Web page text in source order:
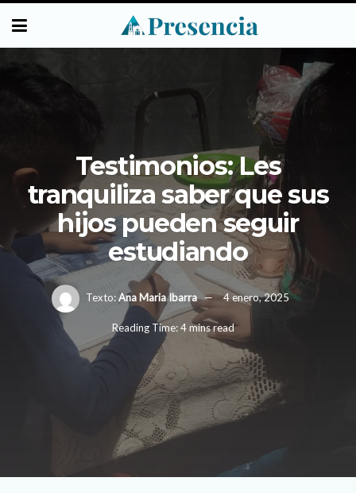
Testimonios: Les
tranquiliza saber que sus
hijos pueden seguir
estudiando
Texto:Ana Maria Ibarra 4 enero, 2025
Reading Time: 4 mins read